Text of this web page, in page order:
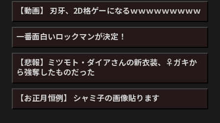
【動画】 刃牙、2D格ゲーになるｗｗｗｗｗｗｗｗｗ
一番面白いロックマンが決定！
【悲報】ミツモト・ダイアさんの新衣装、♀ガキか
ら強奪したものだった
【お正月恒例】 シャミ子の画像貼ります